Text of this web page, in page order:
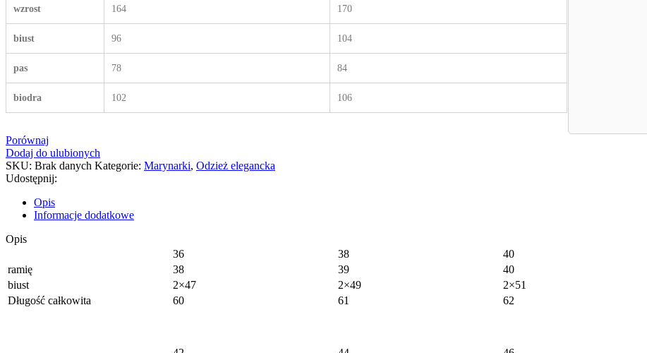
wzrost 164 170
biust 96 104
pas 78 84
biodra 102 106
Porównaj
Dodaj do ulubionych
SKU: Brak danych Kategorie: Marynarki, Odzież elegancka
Udostępnij:
Opis
Informacje dodatkowe
Opis
36
38
40
ramię
38 39
40
biust
2×47 2×49
2×51
Długość całkowita
60 61 62